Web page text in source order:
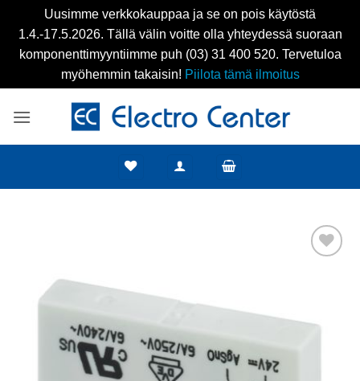
Uusimme verkkokauppaa ja se on pois käytöstä
1.4.-17.5.2026. Tällä välin voitte olla yhteydessä suoraan
komponenttimyyntiimme puh (03) 31 400 520. Tervetuloa
myöhemmin takaisin! Piilota tämä ilmoitus